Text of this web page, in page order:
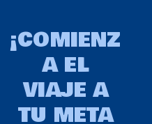
¡COMIENZ
A EL
VIAJE A
TU META